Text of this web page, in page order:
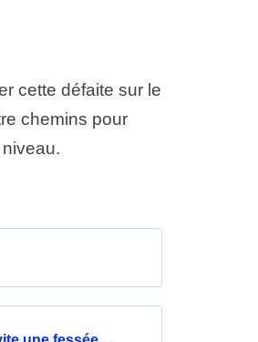
cette défaite sur le
chemins pour